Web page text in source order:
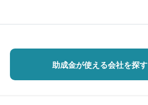
助成金が使える会社を探す